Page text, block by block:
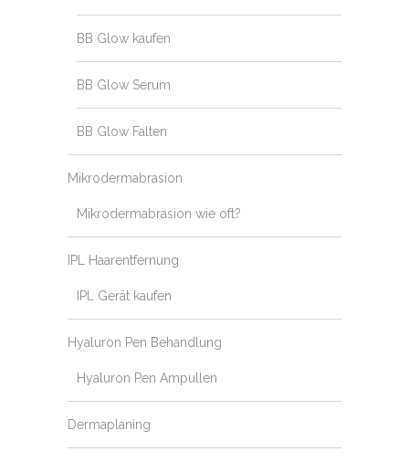
BB Glow kaufen
BB Glow Serum
BB Glow Falten
Mikrodermabrasion
Mikrodermabrasion wie oft?
IPL Haarentfernung
IPL Gerät kaufen
Hyaluron Pen Behandlung
Hyaluron Pen Ampullen
Dermaplaning